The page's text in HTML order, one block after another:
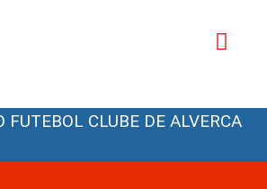
FUTEBOL CLUBE DE ALVERCA